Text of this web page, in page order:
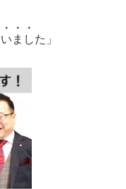
・・
ました」